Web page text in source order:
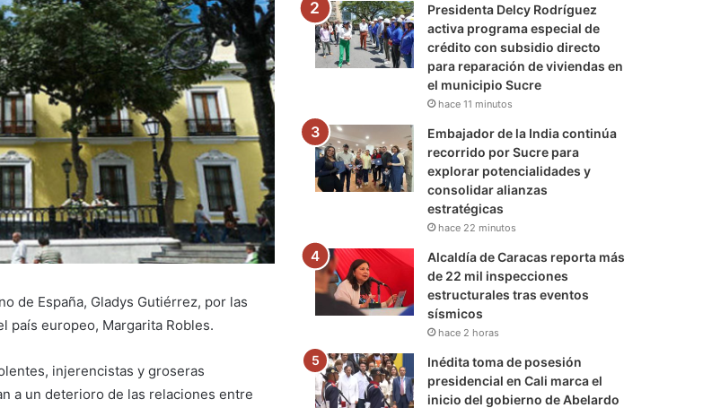
de España, Gladys Gutiérrez, por las
país europeo, Margarita Robles.
injerencistas y groseras
a un deterioro de las relaciones entre
Presidenta Delcy Rodríguez
activa programa especial de
crédito con subsidio directo
para reparación de viviendas en
el municipio Sucre
hace 11 minutos
Embajador de la India continúa
recorrido por Sucre para
explorar potencialidades y
consolidar alianzas
estratégicas
hace 22 minutos
Alcaldía de Caracas reporta más
de 22 mil inspecciones
estructurales tras eventos
sísmicos
hace 2 horas
Inédita toma de posesión
presidencial en Cali marca el
inicio del gobierno de Abelardo